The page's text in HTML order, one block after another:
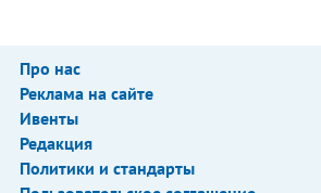
Про нас
Реклама на сайте
Ивенты
Редакция
Политики и стандарты